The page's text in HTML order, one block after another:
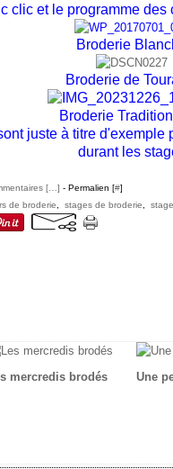
clic et le programme des
Broderie
Broderie de
Broderie
juste à titre
durant les
[ ] - Permalien [#]
de broderie stages de broderie
mercredis brodés
Une